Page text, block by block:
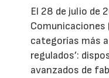
El 28 de julio de
Comunicaciones
categorías más
regulados’:
avanzados de